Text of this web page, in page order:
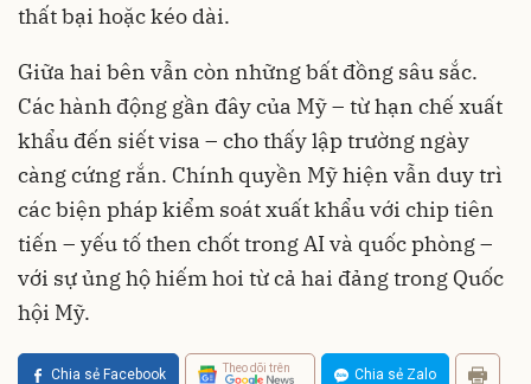
thất bại hoặc kéo dài.
Giữa hai bên vẫn còn những bất đồng sâu sắc.
Các hành động gần đây của Mỹ – từ hạn chế xuất
khẩu đến siết visa – cho thấy lập trường ngày
càng cứng rắn. Chính quyền Mỹ hiện vẫn duy trì
các biện pháp kiểm soát xuất khẩu với chip tiên
tiến – yếu tố then chốt trong AI và quốc phòng –
với sự ủng hộ hiếm hoi từ cả hai đảng trong Quốc
hội Mỹ.
Chia sẻ Facebook Theo dõi trên Chia sẻ Zalo